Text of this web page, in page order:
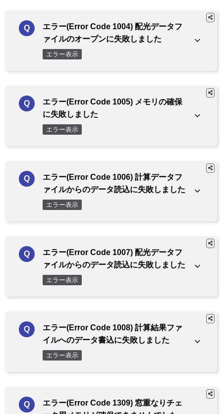
エラー(Error Code 1004) 配光データフ
ァイルのオープンに失敗しました
エラー表示
エラー(Error Code 1005) メモリの確保
に失敗しました
エラー表示
エラー(Error Code 1006) 計算データフ
ァイルからのデータ読込に失敗しました
エラー表示
エラー(Error Code 1007) 配光データフ
ァイルからのデータ読込に失敗しました
エラー表示
エラー(Error Code 1008) 計算結果ファ
イルへのデータ書込に失敗しました
エラー表示
エラー(Error Code 1309) 窓重なりチェ